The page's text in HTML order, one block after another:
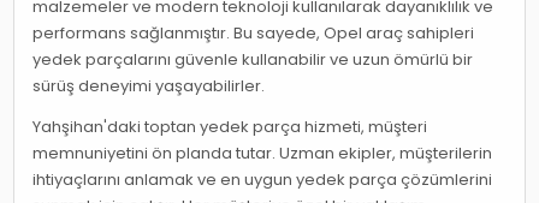
malzemeler ve modern teknoloji kullanılarak dayanıklılık ve
performans sağlanmıştır. Bu sayede, Opel araç sahipleri
yedek parçalarını güvenle kullanabilir ve uzun ömürlü bir
sürüş deneyimi yaşayabilirler.
Yahşihan'daki toptan yedek parça hizmeti, müşteri
memnuniyetini ön planda tutar. Uzman ekipler, müşterilerin
ihtiyaçlarını anlamak ve en uygun yedek parça çözümlerini